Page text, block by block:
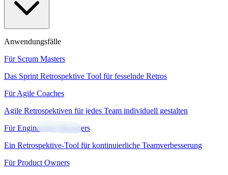
Anwendungsfälle
Für Scrum Masters
Das Sprint Retrospektive Tool für fesselnde Retros
Für Agile Coaches
Agile Retrospektiven für jedes Team individuell gestalten
Für Engineering Managers
Ein Retrospektive-Tool für kontinuierliche Teamverbesserung
Für Product Owners